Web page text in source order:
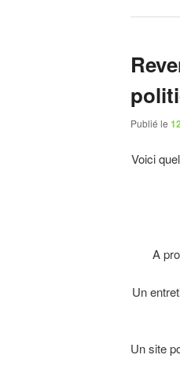
Publié le
Voici
A
Un
Un site